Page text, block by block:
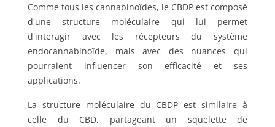
Comme tous les cannabinoïdes, le CBDP est composé
d'une structure moléculaire qui lui permet
d'interagir avec les récepteurs du système
endocannabinoïde, mais avec des nuances qui
pourraient influencer son efficacité et ses
applications.
La structure moléculaire du CBDP est similaire à
celle du CBD, partageant un squelette de